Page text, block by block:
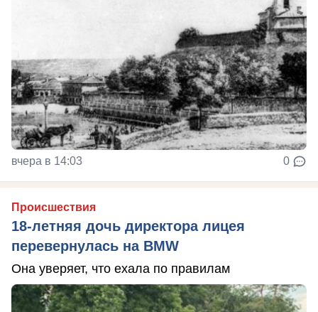
вчера в 14:03 0
Происшествия
18-летняя дочь директора лицея
перевернулась на BMW
Она уверяет, что ехала по правилам